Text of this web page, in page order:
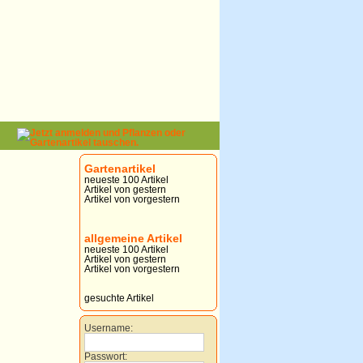
Gartenartikel
neueste 100 Artikel
Artikel von gestern
Artikel von vorgestern
allgemeine Artikel
neueste 100 Artikel
Artikel von gestern
Artikel von vorgestern
gesuchte Artikel
Username:
Passwort: